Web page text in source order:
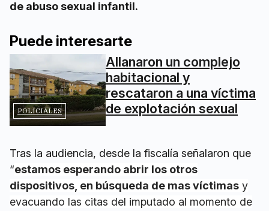
de abuso sexual infantil.
Puede interesarte
POLICIALES
Allanaron un complejo
habitacional y
rescataron a una víctima
de explotación sexual
Tras la audiencia, desde la fiscalía señalaron que
“estamos esperando abrir los otros
dispositivos, en búsqueda de mas víctimas y
evacuando las citas del imputado al momento de